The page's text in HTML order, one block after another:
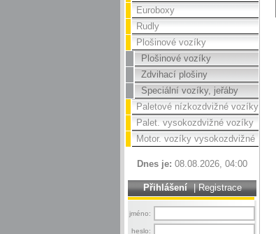
Euroboxy
Rudly
Plošinové vozíky
Plošinové vozíky
Zdvihací plošiny
Speciální vozíky, jeřáby
Paletové nízkozdvižné vozíky
Palet. vysokozdvižné vozíky
Motor. vozíky vysokozdvižné
Dnes je: 08.08.2026, 04:00
Přihlášení |Registrace
jméno:
heslo: